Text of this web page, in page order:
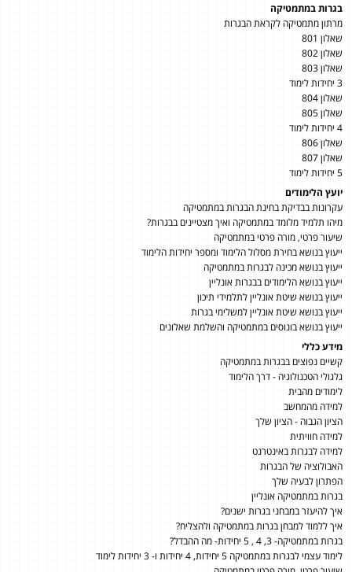
בגרות במתמטיקה
מרתון מתמטיקה לקראת הבגרות
שאלון 801
שאלון 802
שאלון 803
3 יחידות לימוד
שאלון 804
שאלון 805
4 יחידות לימוד
שאלון 806
שאלון 807
5 יחידות לימוד
יועץ הלימודים
עקרונות בבדיקת בחינת הבגרות במתמטיקה
מיהו תלמיד מלומד במתמטיקה ואיך מצטיינים בבגרות?
שיעור פרטי, מורה פרטי במתמטיקה
ייעוץ בנושא בחירת מסלול הלימוד ומספר יחידות הלימוד
ייעוץ בנושא מכינה לבגרות במתמטיקה
ייעוץ בנושא הלימודים בבגרות אונליין
ייעוץ בנושא שיטת אונליין לתלמידי תיכון
ייעוץ בנושא שיטת אונליין למשלימי בגרות
ייעוץ בנושא בונוסים במתמטיקה והשלמת שאלונים
מידע כללי
קשיים נפוצים בבגרות במתמטיקה
גלגולי הטכנולוגיה - דרך הלימוד
לימודים מהבית
למידה מהמחשב
הציון הגבוה - הציון שלך
למידה חוויתית
למידה לבגרות באינטרנט
האבולוציה של הבגרות
הפתרון לבעיה שלך
בגרות במתמטיקה אונליין
איך להיעזר במבחני בגרות ישנים?
איך ללמוד למבחן בגרות במתמטיקה ולהצליח?
בגרות במתמטיקה- 3, 4 , 5 יחידות- מה ההבדל?
לימוד עצמי לבגרות במתמטיקה 5 יחידות, 4 יחידות ו- 3 יחידות לימוד